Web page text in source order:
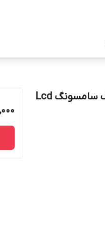
قیمت و خرید تاچ ال سی دی اولد صفحه بزرگ سامسونگ Lcd